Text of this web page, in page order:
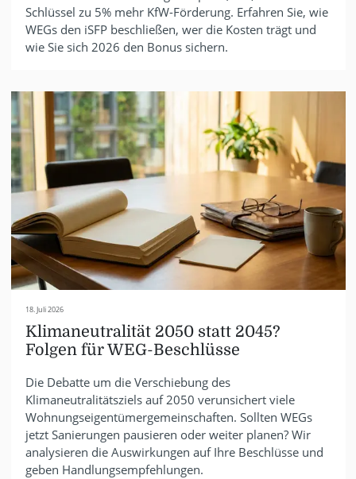
Schlüssel zu 5% mehr KfW-Förderung. Erfahren Sie, wie
WEGs den iSFP beschließen, wer die Kosten trägt und
wie Sie sich 2026 den Bonus sichern.
18. Juli 2026
Klimaneutralität 2050 statt 2045?
Folgen für WEG-Beschlüsse
Die Debatte um die Verschiebung des
Klimaneutralitätsziels auf 2050 verunsichert viele
Wohnungseigentümergemeinschaften. Sollten WEGs
jetzt Sanierungen pausieren oder weiter planen? Wir
analysieren die Auswirkungen auf Ihre Beschlüsse und
geben Handlungsempfehlungen.